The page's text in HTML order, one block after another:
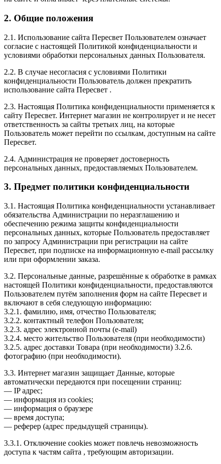
2. Общие положения
2.1. Использование сайта Пересвет Пользователем означает
согласие с настоящей Политикой конфиденциальности и
условиями обработки персональных данных Пользователя.
2.2. В случае несогласия с условиями Политики
конфиденциальности Пользователь должен прекратить
использование сайта Пересвет .
2.3. Настоящая Политика конфиденциальности применяется к
сайту Пересвет. Интернет магазин не контролирует и не несет
ответственность за сайты третьих лиц, на которые
Пользователь может перейти по ссылкам, доступным на сайте
Пересвет.
2.4. Администрация не проверяет достоверность
персональных данных, предоставляемых Пользователем.
3. Предмет политики конфиденциальности
3.1. Настоящая Политика конфиденциальности устанавливает
обязательства Администрации по неразглашению и
обеспечению режима защиты конфиденциальности
персональных данных, которые Пользователь предоставляет
по запросу Администрации при регистрации на сайте
Пересвет, при подписке на информационную e-mail рассылку
или при оформлении заказа.
3.2. Персональные данные, разрешённые к обработке в рамках
настоящей Политики конфиденциальности, предоставляются
Пользователем путём заполнения форм на сайте Пересвет и
включают в себя следующую информацию:
3.2.1. фамилию, имя, отчество Пользователя;
3.2.2. контактный телефон Пользователя;
3.2.3. адрес электронной почты (e-mail)
3.2.4. место жительство Пользователя (при необходимости)
3.2.5. адрес доставки Товара (при необходимости) 3.2.6.
фотографию (при необходимости).
3.3. Интернет магазин защищает Данные, которые
автоматически передаются при посещении страниц:
— IP адрес;
— информация из cookies;
— информация о браузере
— время доступа;
— реферер (адрес предыдущей страницы).
3.3.1. Отключение cookies может повлечь невозможность
доступа к частям сайта , требующим авторизации.